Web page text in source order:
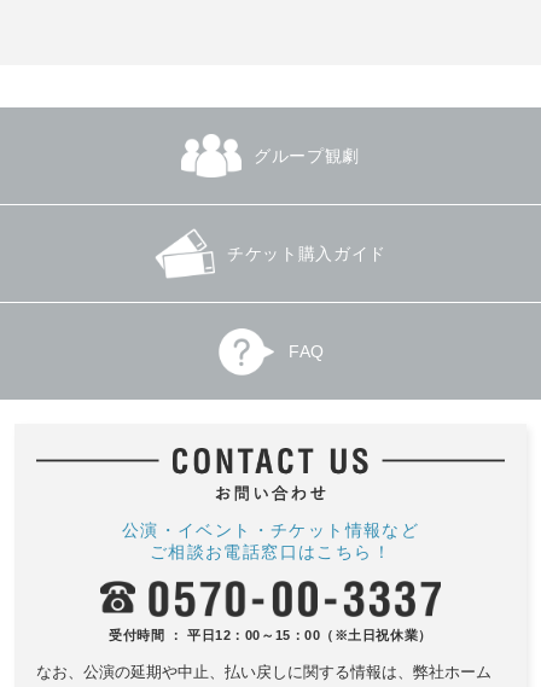
グループ観劇
チケット購入ガイド
FAQ
公演・イベント・チケット情報など
ご相談お電話窓口はこちら！
受付時間 ： 平日12：00～15：00（※土日祝休業）
なお、公演の延期や中止、払い戻しに関する情報は、 弊社ホーム